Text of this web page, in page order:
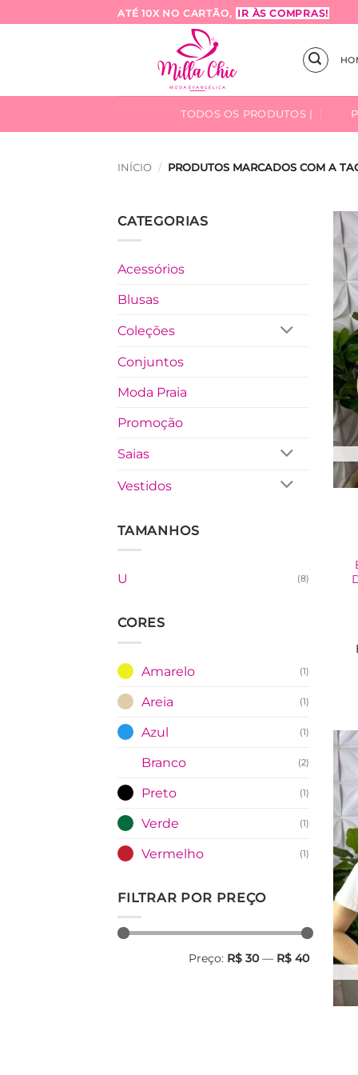
to
ATÉ 10X NO CARTÃO, IR ÀS COMPRAS!
TODOS OS PRODUTOS |
INÍCIO / PRODUTOS MARCADOS COM A
CATEGORIAS
Acessórios
Blusas
Coleções
Conjuntos
Moda Praia
Promoção
Saias
Vestidos
TAMANHOS
U (8)
CORES
Amarelo (1)
Areia (1)
Azul (1)
Branco (2)
Preto (1)
Verde (1)
Vermelho (1)
FILTRAR POR PREÇO
Preço: R$ 30— R$ 40